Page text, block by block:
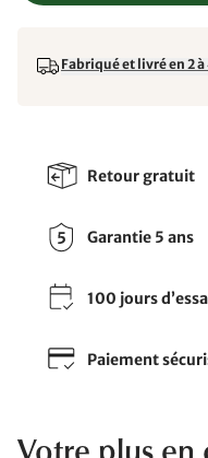
Fabriqué et livré en 2
Retour gratuit
Garantie 5 ans
100 jours
Paiement